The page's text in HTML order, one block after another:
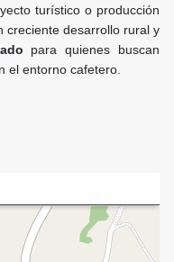
turístico o producción
creciente desarrollo rural y
para quienes buscan
el entorno cafetero.